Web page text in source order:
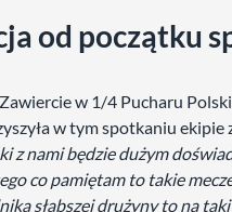
od początku
w 1/4 Pucharu
w tym spotkaniu ekipie
z nami będzie dużym
co pamiętam to takie
słabszej drużyny to na